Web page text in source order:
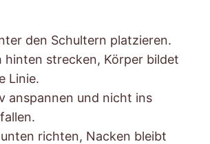
den Schultern platzieren.
hinten strecken, Körper bildet
Linie.
anspannen und nicht ins
richten, Nacken bleibt